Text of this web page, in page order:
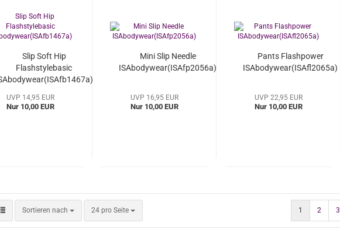
Slip Soft Hip
Flashstylebasic
UVP 14,95 EUR
Nur 10,00 EUR
Mini Slip Needle
ISAbodywear(ISAfp2056a)
UVP 16,95 EUR
Nur 10,00 EUR
Pants Flashpower
ISAbodywear(ISAfl2065a)
UVP 22,95 EUR
Nur 10,00 EUR
Sortieren nach
Sortieren nach 24 pro Seite
pro Seite 1 2 3